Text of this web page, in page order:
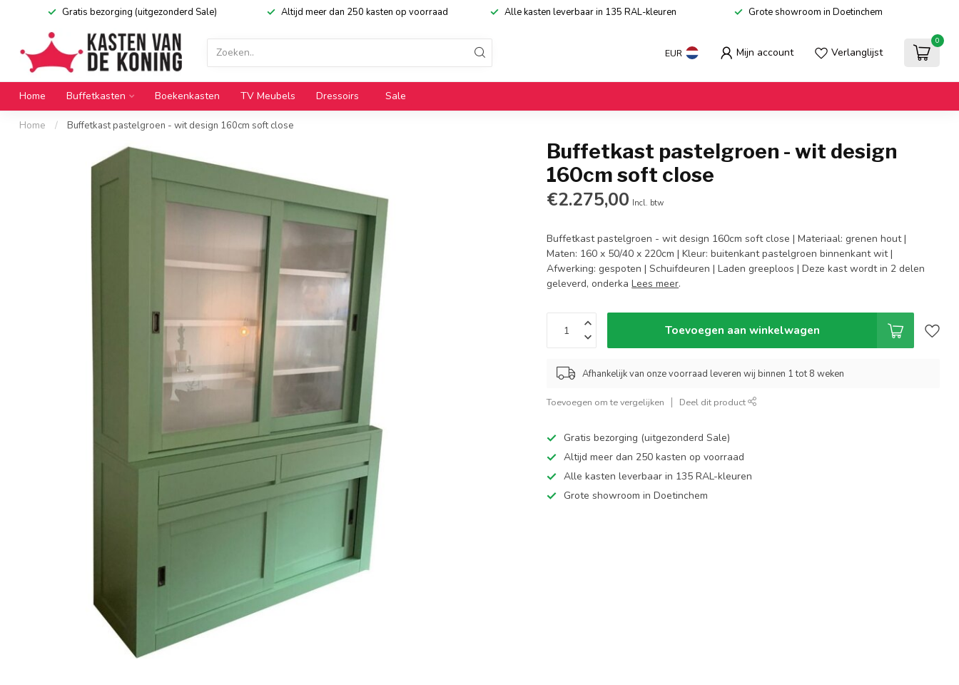
Gratis bezorging (uitgezonderd Sale) Altijd meer dan 250 kasten op voorraad Alle kasten leverbaar in 135 RAL-kleuren Grote showroom in Doetinchem
EUR Mijn account Verlanglijst
0
Home Buffetkasten Boekenkasten TV Meubels Dressoirs Sale
Home / Buffetkast pastelgroen - wit design 160cm soft close
Buffetkast pastelgroen - wit design
160cm soft close
€2.275,00 Incl. btw
Buffetkast pastelgroen - wit design 160cm soft close | Materiaal: grenen hout |
Maten: 160 x 50/40 x 220cm | Kleur: buitenkant pastelgroen binnenkant wit |
Afwerking: gespoten | Schuifdeuren | Laden greeploos | Deze kast wordt in 2 delen
geleverd, onderkaLees meer.
Toevoegen aan winkelwagen
Afhankelijk van onze voorraad leveren wij binnen 1 tot 8 weken
Toevoegen om te vergelijken Deel dit product
Gratis bezorging (uitgezonderd Sale)
Altijd meer dan 250 kasten op voorraad
Alle kasten leverbaar in 135 RAL-kleuren
Grote showroom in Doetinchem